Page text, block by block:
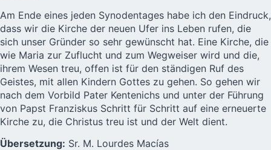
Am Ende eines jeden Synodentages habe ich den Eindruck,
dass wir die Kirche der neuen Ufer ins Leben rufen, die
sich unser Gründer so sehr gewünscht hat. Eine Kirche, die
wie Maria zur Zuflucht und zum Wegweiser wird und die,
ihrem Wesen treu, offen ist für den ständigen Ruf des
Geistes, mit allen Kindern Gottes zu gehen. So gehen wir
nach dem Vorbild Pater Kentenichs und unter der Führung
von Papst Franziskus Schritt für Schritt auf eine erneuerte
Kirche zu, die Christus treu ist und der Welt dient.
Übersetzung: Sr. M. Lourdes Macías